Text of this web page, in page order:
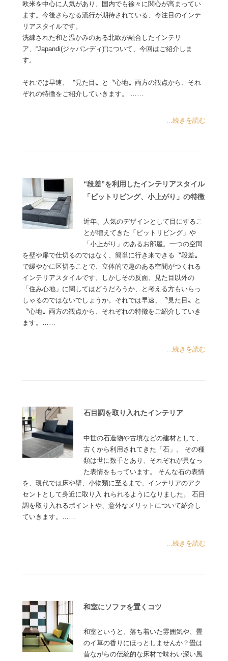
欧米を中心に人気があり、国内でも徐々に関心が高まってい
ます。今後さらなる流行が期待されている、今注目のインテ
リアスタイルです。
洗練された和と温かみのある北欧が融合したインテリ
ア、“Japandi(ジャパンディ)”について、今回はご紹介しま
す。
それでは早速、〝見た目〟と〝心地〟両方の観点から、それ
ぞれの特徴をご紹介していきます。 ……
...続きを読む
“段差”を利用したインテリアスタイル
「ピットリビング、小上がり」の特徴
近年、人気のデザインとして目にするこ
とが増えてきた「ピットリビング」や
「小上がり」のあるお部屋。一つの空間
を壁や扉で仕切るのではなく、簡単に行き来できる〝段差〟
で緩やかに区切ることで、立体的で趣のある空間がつくれる
インテリアスタイルです。しかしその反面、見た目以外の
「住み心地」に関してはどうだろうか、と考える方もいらっ
しゃるのではないでしょうか。それでは早速、〝見た目〟と
〝心地〟両方の観点から、それぞれの特徴をご紹介していき
ます。……
...続きを読む
石目調を取り入れたインテリア
中世の石造物や古墳などの建材として、
古くから利用されてきた「石」。 その種
類は世に数千とあり、それぞれが異なっ
た表情をもっています。 そんな石の表情
を、現代では床や壁、小物類に至るまで、インテリアのアク
セントとして身近に取り入 れられるようになりました。 石目
調を取り入れるポイントや、意外なメリットについて紹介し
ていきます。……
...続きを読む
和室にソファを置くコツ
和室というと、落ち着いた雰囲気や、畳
のイ草の香りにほっとしませんか？畳は
昔ながらの伝統的な床材で味わい深い風